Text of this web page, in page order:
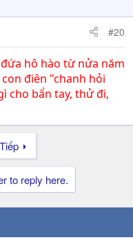
#20
hô hào từ nửa năm
điên "chanh hỏi
cho bẩn tay, thử đi,
Tiếp
to reply here.